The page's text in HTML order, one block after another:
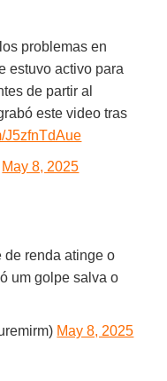
problemas en
activo para
de partir al
este video tras
J5zfnTdAue
May 8, 2025
de renda atinge o
um golpe salva o
May 8, 2025